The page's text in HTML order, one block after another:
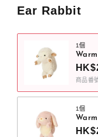
Ear Rabbit
1個
商品番
1個